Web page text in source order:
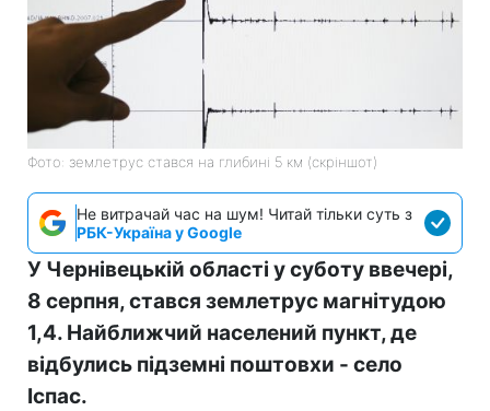
Фото: землетрус стався на глибині 5 км (скріншот)
Не витрачай час на шум! Читай тільки суть з
РБК-Україна у Google
У Чернівецькій області у суботу ввечері,
8 серпня, стався землетрус магнітудою
1,4. Найближчий населений пункт, де
відбулись підземні поштовхи - село
Іспас.